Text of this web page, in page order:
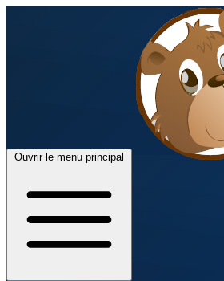
Ouvrir le menu principal